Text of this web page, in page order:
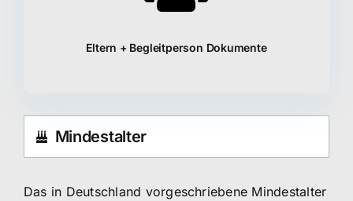
Eltern + Begleitperson Dokumente
Mindestalter
Das in Deutschland vorgeschriebene Mindestalter